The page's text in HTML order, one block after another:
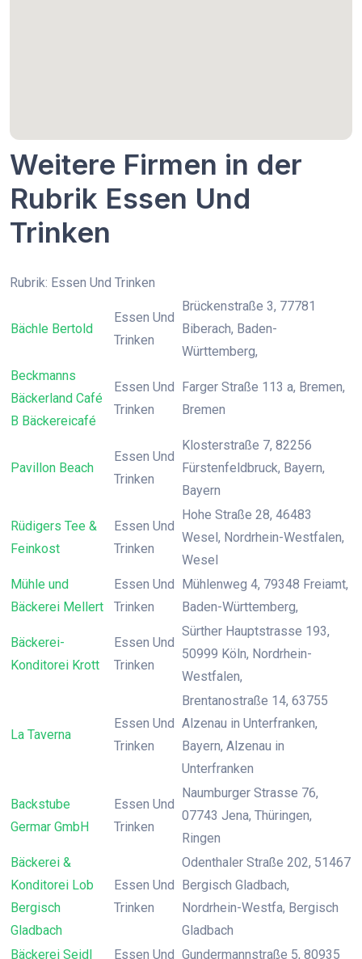
Weitere Firmen in der
Rubrik Essen Und
Trinken
Rubrik: Essen Und Trinken
Bächle Bertold
Essen Und
Trinken
Brückenstraße 3, 77781
Biberach, Baden-
Württemberg,
Beckmanns
Bäckerland Café
B Bäckereicafé
Essen Und
Trinken
Farger Straße 113 a, Bremen,
Bremen
Pavillon Beach
Essen Und
Trinken
Klosterstraße 7, 82256
Fürstenfeldbruck, Bayern,
Bayern
Rüdigers Tee &
Feinkost
Essen Und
Trinken
Hohe Straße 28, 46483
Wesel, Nordrhein-Westfalen,
Wesel
Mühle und
Bäckerei Mellert
Essen Und
Trinken
Mühlenweg 4, 79348 Freiamt,
Baden-Württemberg,
Bäckerei-
Konditorei Krott
Essen Und
Trinken
Sürther Hauptstrasse 193,
50999 Köln, Nordrhein-
Westfalen,
La Taverna
Essen Und
Trinken
Brentanostraße 14, 63755
Alzenau in Unterfranken,
Bayern, Alzenau in
Unterfranken
Backstube
Germar GmbH
Essen Und
Trinken
Naumburger Strasse 76,
07743 Jena, Thüringen,
Ringen
Bäckerei &
Konditorei Lob
Bergisch
Gladbach
Essen Und
Trinken
Odenthaler Straße 202, 51467
Bergisch Gladbach,
Nordrhein-Westfa, Bergisch
Gladbach
Bäckerei Seidl
Essen Und Gundermannstraße 5, 80935